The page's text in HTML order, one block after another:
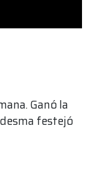
Ganó la
festejó